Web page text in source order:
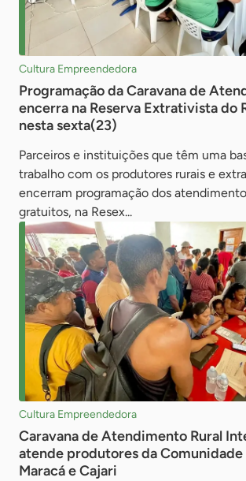
Cultura Empreendedora
Programação da Caravana de
encerra na Reserva Extrativista do
nesta sexta(23)
Parceiros e instituições que têm uma
trabalho com os produtores rurais e
encerram programação dos
gratuitos, na Resex...
Cultura Empreendedora
Caravana de Atendimento Rural
atende produtores da Comunidade
Maracá e Cajari